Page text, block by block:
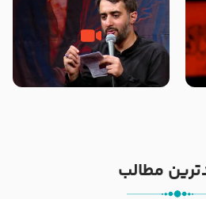
من غلام نوکراتم من عاشق کربلاتم
– شور زمینه – شب هفتم – محرم
مطالب